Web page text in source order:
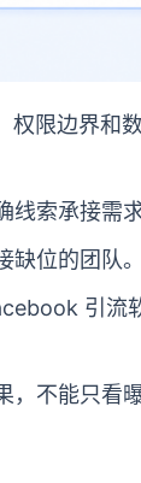
限边界和
索承接需求
位的团队。
引流
不能只看曝